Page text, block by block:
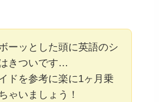
ーッとした頭に英語のシ
きついです…
ドを参考に楽に1ヶ月乗
ゃいましょう！